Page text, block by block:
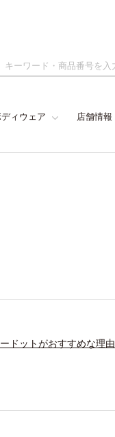
検
ィウェア 店舗情報
ドットがおすすめな理由